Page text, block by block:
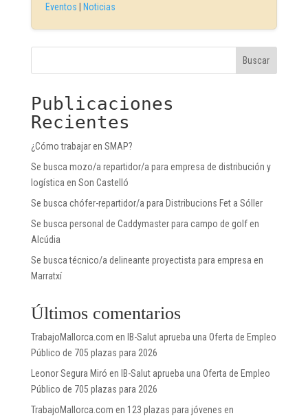
Eventos
Noticias
Buscar
Publicaciones
Recientes
¿Cómo trabajar en SMAP?
Se busca mozo/a repartidor/a para empresa de distribución y
logística en Son Castelló
Se busca chófer-repartidor/a para Distribucions Fet a Sóller
Se busca personal de Caddymaster para campo de golf en
Alcúdia
Se busca técnico/a delineante proyectista para empresa en
Marratxí
Últimos comentarios
TrabajoMallorca.com en IB-Salut aprueba una Oferta de Empleo
Público de 705 plazas para 2026
Leonor Segura Miró en IB-Salut aprueba una Oferta de Empleo
Público de 705 plazas para 2026
TrabajoMallorca.com en 123 plazas para jóvenes en